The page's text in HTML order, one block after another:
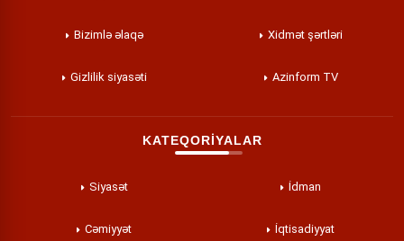
Bizimlə əlaqə Xidmət şərtləri
Gizlilik siyasəti Azinform TV
KATEQORİYALAR
Siyasət İdman
Cəmiyyət İqtisadiyyat